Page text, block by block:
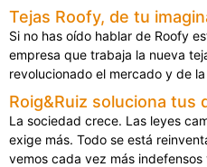
Tejas Roofy, de tu
Si no has oído hablar de Roofy
empresa que trabaja la nueva
revolucionado el mercado y de la
Roig&Ruiz soluciona tus
La sociedad crece. Las leyes
exige más. Todo se está
vemos cada vez más